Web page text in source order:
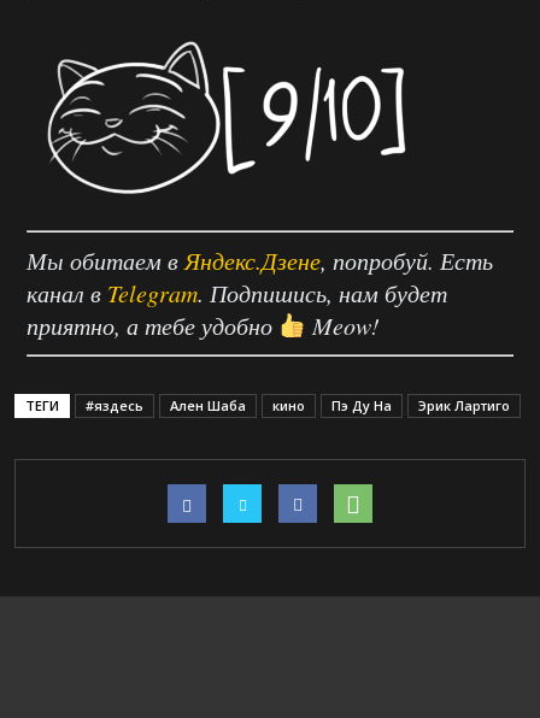
Мы обитаем в Яндекс.Дзене, попробуй. Есть
канал в Telegram. Подпишись, нам будет
приятно, а тебе удобно
Meow!
ТЕГИ #яздесь Ален Шаба кино Пэ Ду На Эрик Лартиго